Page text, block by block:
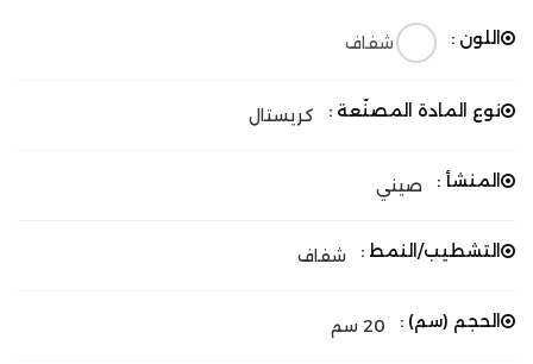
اللون : شفاف
نوع المادة المصنّعة : كريستال
المنشأ : صيني
التشطيب/النمط : شفاف
الحجم (سم) : 20 سم